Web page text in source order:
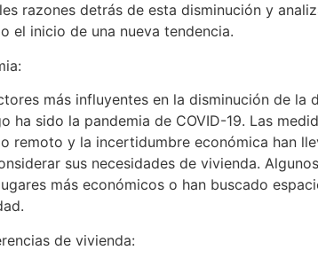
razones detrás de esta disminución y
el inicio de una nueva tendencia.
más influyentes en la disminución de la
ha sido la pandemia de COVID-19. Las
remoto y la incertidumbre económica han
sus necesidades de vivienda.
más económicos o han buscado
de vivienda: